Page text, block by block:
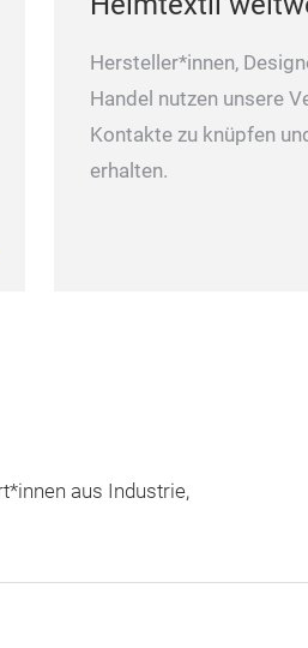
Hersteller*innen,
Handel nutzen unsere
Kontakte zu knüpfen
erhalten.
aus Industrie,